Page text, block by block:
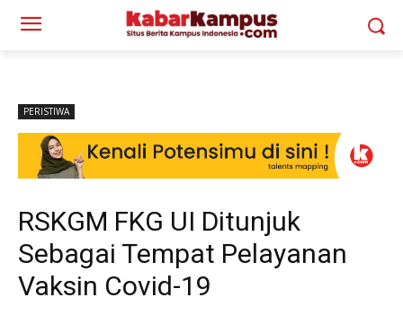
PERISTIWA
RSKGM FKG UI Ditunjuk
Sebagai Tempat Pelayanan
Vaksin Covid-19